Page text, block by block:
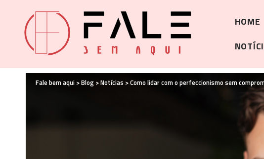
HOME
Fale bem aqui >Blog >Notícias >Como lidar com o perfeccionismo sem